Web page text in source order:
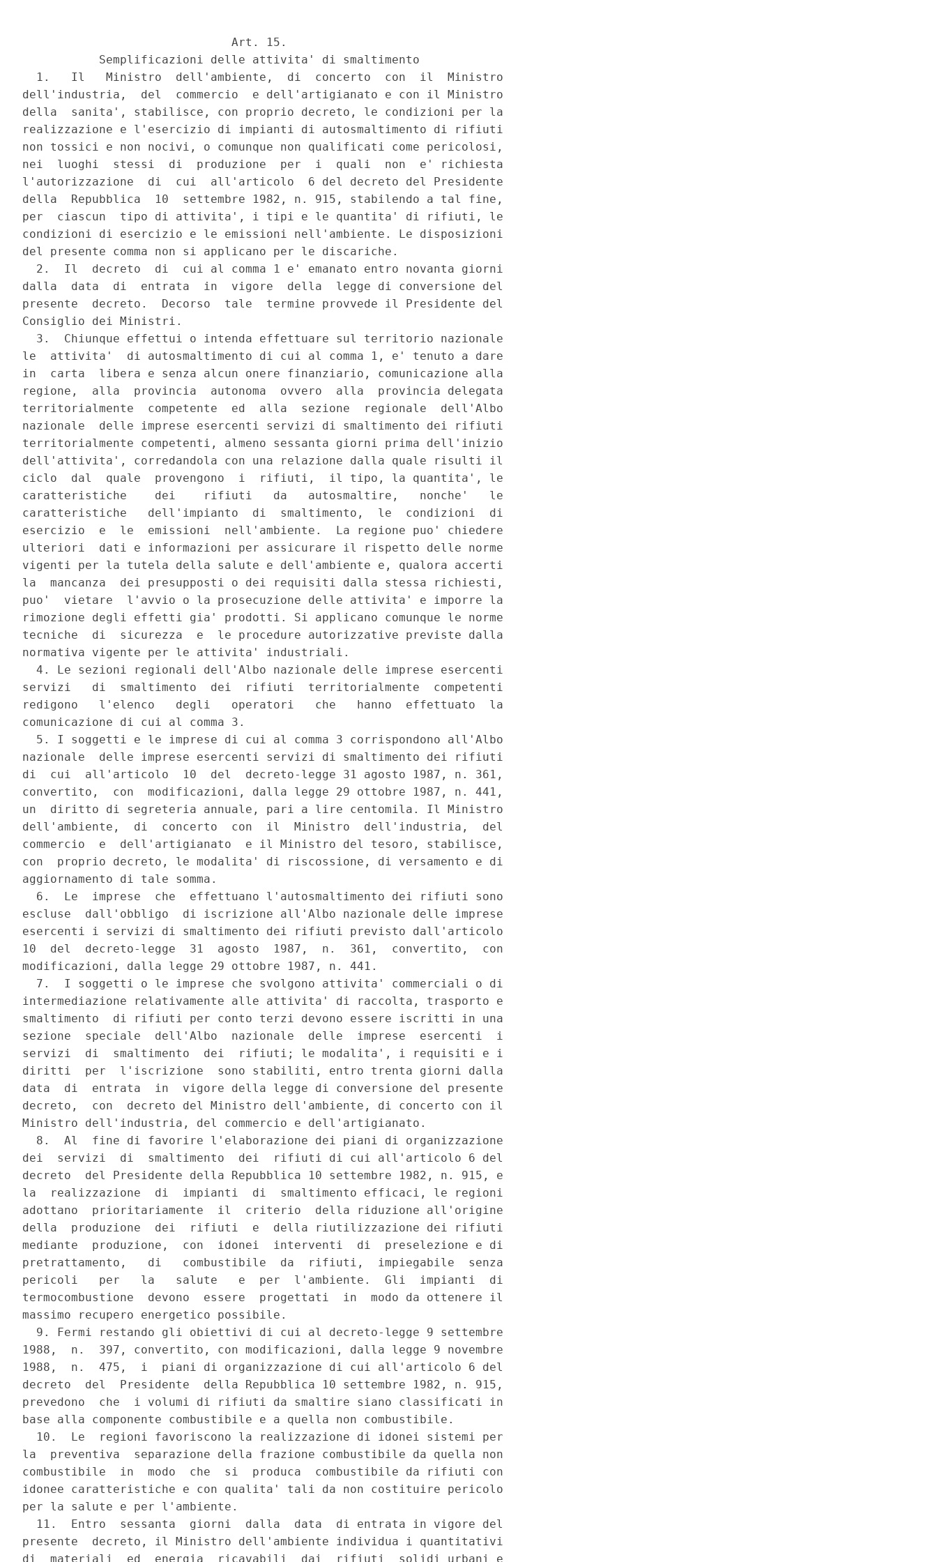
                              Art. 15.
           Semplificazioni delle attivita' di smaltimento
  1.   Il   Ministro  dell'ambiente,  di  concerto  con  il  Ministro
dell'industria,  del  commercio  e dell'artigianato e con il Ministro
della  sanita', stabilisce, con proprio decreto, le condizioni per la
realizzazione e l'esercizio di impianti di autosmaltimento di rifiuti
non tossici e non nocivi, o comunque non qualificati come pericolosi,
nei  luoghi  stessi  di  produzione  per  i  quali  non  e' richiesta
l'autorizzazione  di  cui  all'articolo  6 del decreto del Presidente
della  Repubblica  10  settembre 1982, n. 915, stabilendo a tal fine,
per  ciascun  tipo di attivita', i tipi e le quantita' di rifiuti, le
condizioni di esercizio e le emissioni nell'ambiente. Le disposizioni
del presente comma non si applicano per le discariche.
  2.  Il  decreto  di  cui al comma 1 e' emanato entro novanta giorni
dalla  data  di  entrata  in  vigore  della  legge di conversione del
presente  decreto.  Decorso  tale  termine provvede il Presidente del
Consiglio dei Ministri.
  3.  Chiunque effettui o intenda effettuare sul territorio nazionale
le  attivita'  di autosmaltimento di cui al comma 1, e' tenuto a dare
in  carta  libera e senza alcun onere finanziario, comunicazione alla
regione,  alla  provincia  autonoma  ovvero  alla  provincia delegata
territorialmente  competente  ed  alla  sezione  regionale  dell'Albo
nazionale  delle imprese esercenti servizi di smaltimento dei rifiuti
territorialmente competenti, almeno sessanta giorni prima dell'inizio
dell'attivita', corredandola con una relazione dalla quale risulti il
ciclo  dal  quale  provengono  i  rifiuti,  il tipo, la quantita', le
caratteristiche    dei    rifiuti   da   autosmaltire,   nonche'   le
caratteristiche   dell'impianto  di  smaltimento,  le  condizioni  di
esercizio  e  le  emissioni  nell'ambiente.  La regione puo' chiedere
ulteriori  dati e informazioni per assicurare il rispetto delle norme
vigenti per la tutela della salute e dell'ambiente e, qualora accerti
la  mancanza  dei presupposti o dei requisiti dalla stessa richiesti,
puo'  vietare  l'avvio o la prosecuzione delle attivita' e imporre la
rimozione degli effetti gia' prodotti. Si applicano comunque le norme
tecniche  di  sicurezza  e  le procedure autorizzative previste dalla
normativa vigente per le attivita' industriali.
  4. Le sezioni regionali dell'Albo nazionale delle imprese esercenti
servizi   di  smaltimento  dei  rifiuti  territorialmente  competenti
redigono   l'elenco   degli   operatori   che   hanno  effettuato  la
comunicazione di cui al comma 3.
  5. I soggetti e le imprese di cui al comma 3 corrispondono all'Albo
nazionale  delle imprese esercenti servizi di smaltimento dei rifiuti
di  cui  all'articolo  10  del  decreto-legge 31 agosto 1987, n. 361,
convertito,  con  modificazioni, dalla legge 29 ottobre 1987, n. 441,
un  diritto di segreteria annuale, pari a lire centomila. Il Ministro
dell'ambiente,  di  concerto  con  il  Ministro  dell'industria,  del
commercio  e  dell'artigianato  e il Ministro del tesoro, stabilisce,
con  proprio decreto, le modalita' di riscossione, di versamento e di
aggiornamento di tale somma.
  6.  Le  imprese  che  effettuano l'autosmaltimento dei rifiuti sono
escluse  dall'obbligo  di iscrizione all'Albo nazionale delle imprese
esercenti i servizi di smaltimento dei rifiuti previsto dall'articolo
10  del  decreto-legge  31  agosto  1987,  n.  361,  convertito,  con
modificazioni, dalla legge 29 ottobre 1987, n. 441.
  7.  I soggetti o le imprese che svolgono attivita' commerciali o di
intermediazione relativamente alle attivita' di raccolta, trasporto e
smaltimento  di rifiuti per conto terzi devono essere iscritti in una
sezione  speciale  dell'Albo  nazionale  delle  imprese  esercenti  i
servizi  di  smaltimento  dei  rifiuti; le modalita', i requisiti e i
diritti  per  l'iscrizione  sono stabiliti, entro trenta giorni dalla
data  di  entrata  in  vigore della legge di conversione del presente
decreto,  con  decreto del Ministro dell'ambiente, di concerto con il
Ministro dell'industria, del commercio e dell'artigianato.
  8.  Al  fine di favorire l'elaborazione dei piani di organizzazione
dei  servizi  di  smaltimento  dei  rifiuti di cui all'articolo 6 del
decreto  del Presidente della Repubblica 10 settembre 1982, n. 915, e
la  realizzazione  di  impianti  di  smaltimento efficaci, le regioni
adottano  prioritariamente  il  criterio  della riduzione all'origine
della  produzione  dei  rifiuti  e  della riutilizzazione dei rifiuti
mediante  produzione,  con  idonei  interventi  di  preselezione e di
pretrattamento,   di   combustibile  da  rifiuti,  impiegabile  senza
pericoli   per   la   salute   e  per  l'ambiente.  Gli  impianti  di
termocombustione  devono  essere  progettati  in  modo da ottenere il
massimo recupero energetico possibile.
  9. Fermi restando gli obiettivi di cui al decreto-legge 9 settembre
1988,  n.  397, convertito, con modificazioni, dalla legge 9 novembre
1988,  n.  475,  i  piani di organizzazione di cui all'articolo 6 del
decreto  del  Presidente  della Repubblica 10 settembre 1982, n. 915,
prevedono  che  i volumi di rifiuti da smaltire siano classificati in
base alla componente combustibile e a quella non combustibile.
  10.  Le  regioni favoriscono la realizzazione di idonei sistemi per
la  preventiva  separazione della frazione combustibile da quella non
combustibile  in  modo  che  si  produca  combustibile da rifiuti con
idonee caratteristiche e con qualita' tali da non costituire pericolo
per la salute e per l'ambiente.
  11.  Entro  sessanta  giorni  dalla  data  di entrata in vigore del
presente  decreto, il Ministro dell'ambiente individua i quantitativi
di  materiali  ed  energia  ricavabili  dai  rifiuti  solidi urbani e